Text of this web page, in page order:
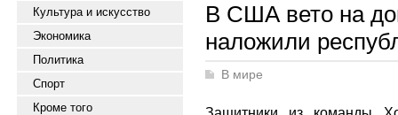
Культура и искусство
Экономика
Политика
Спорт
Кроме того
В США вето на
наложили
В мире